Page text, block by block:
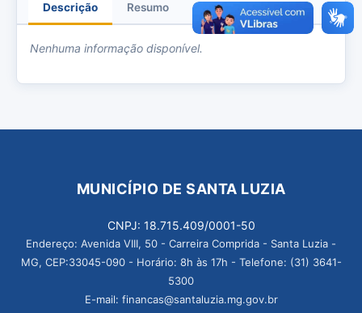
Descrição Resumo Anexos
Nenhuma informação disponível.
MUNICÍPIO DE SANTA LUZIA
CNPJ: 18.715.409/0001-50
Endereço: Avenida VIII, 50 - Carreira Comprida - Santa Luzia -
MG, CEP:33045-090 - Horário: 8h às 17h - Telefone: (31) 3641-
5300
E-mail: financas@santaluzia.mg.gov.br